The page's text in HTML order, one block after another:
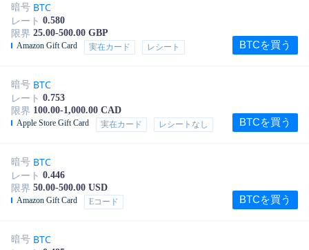
暗号 BTC
レート 0.580
限界 25.00-500.00 GBP
Amazon Gift Card 実在カード レシート BTCを買う
暗号 BTC
レート 0.753
限界 100.00-1,000.00 CAD
Apple Store Gift Card 実在カード レシートなし BTCを買う
暗号 BTC
レート 0.446
限界 50.00-500.00 USD
Amazon Gift Card Eコード BTCを買う
暗号 BTC